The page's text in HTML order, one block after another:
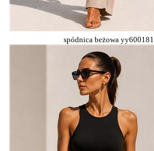
spódnica beżowa yy600181